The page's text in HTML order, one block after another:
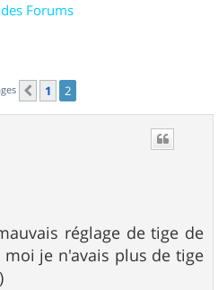
Forums
Précédent
1 2
réglage de tige de
moi je n'avais plus de tige
)